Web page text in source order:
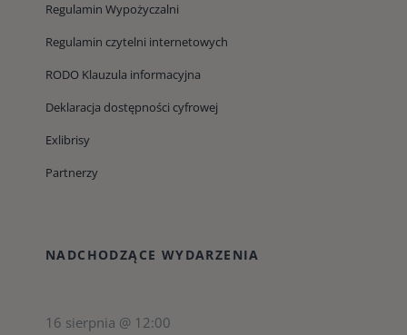
Regulamin Wypożyczalni
Regulamin czytelni internetowych
RODO Klauzula informacyjna
Deklaracja dostępności cyfrowej
Exlibrisy
Partnerzy
NADCHODZĄCE WYDARZENIA
16 sierpnia @ 12:00